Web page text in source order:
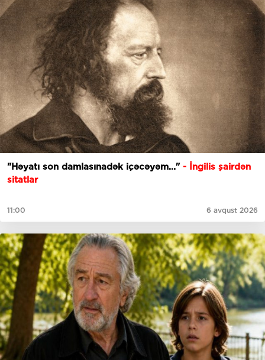
"Həyatı son damlasınadək içəcəyəm..." - İngilis şairdən
sitatlar
11:00 6 avqust 2026